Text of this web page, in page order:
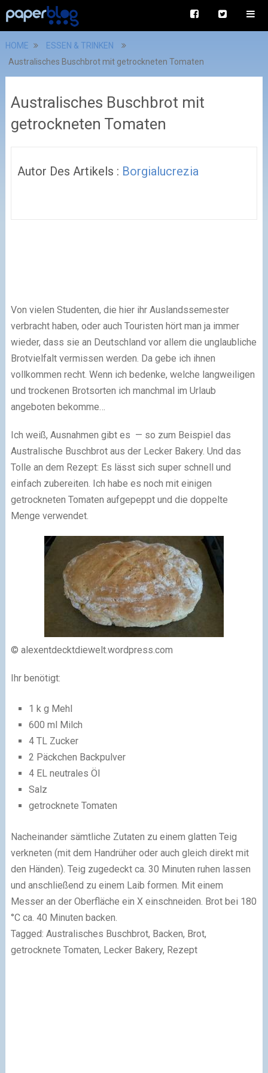
HOME
ESSEN & TRINKEN
Australisches Buschbrot mit getrockneten Tomaten
Australisches Buschbrot mit
getrockneten Tomaten
Autor Des Artikels : Borgialucrezia
Von vielen Studenten, die hier ihr Auslandssemester
verbracht haben, oder auch Touristen hört man ja immer
wieder, dass sie an Deutschland vor allem die unglaubliche
Brotvielfalt vermissen werden. Da gebe ich ihnen
vollkommen recht. Wenn ich bedenke, welche langweiligen
und trockenen Brotsorten ich manchmal im Urlaub
angeboten bekomme…
Ich weiß, Ausnahmen gibt es — so zum Beispiel das
Australische Buschbrot aus der Lecker Bakery. Und das
Tolle an dem Rezept: Es lässt sich super schnell und
einfach zubereiten. Ich habe es noch mit einigen
getrockneten Tomaten aufgepeppt und die doppelte
Menge verwendet.
© alexentdecktdiewelt.wordpress.com
Ihr benötigt:
1 k g Mehl
600 ml Milch
4 TL Zucker
2 Päckchen Backpulver
4 EL neutrales Öl
Salz
getrocknete Tomaten
Nacheinander sämtliche Zutaten zu einem glatten Teig
verkneten (mit dem Handrüher oder auch gleich direkt mit
den Händen). Teig zugedeckt ca. 30 Minuten ruhen lassen
und anschließend zu einem Laib formen. Mit einem
Messer an der Oberfläche ein X einschneiden. Brot bei 180
°C ca. 40 Minuten backen.
Tagged: Australisches Buschbrot, Backen, Brot,
getrocknete Tomaten, Lecker Bakery, Rezept